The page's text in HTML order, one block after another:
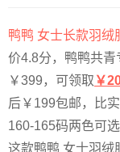
鸭鸭 女士长款羽绒
价4.8分，鸭鸭共青
￥399，可领取 ￥
后￥199包邮，比
160-165码两色可选
这款鸭鸭 女士羽绒